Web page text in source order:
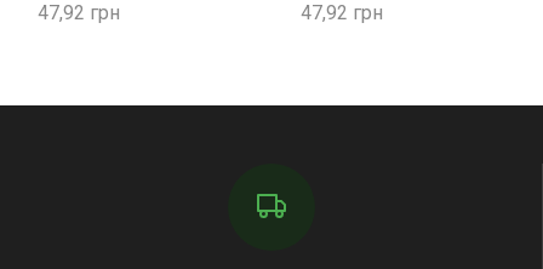
47,92 47,92